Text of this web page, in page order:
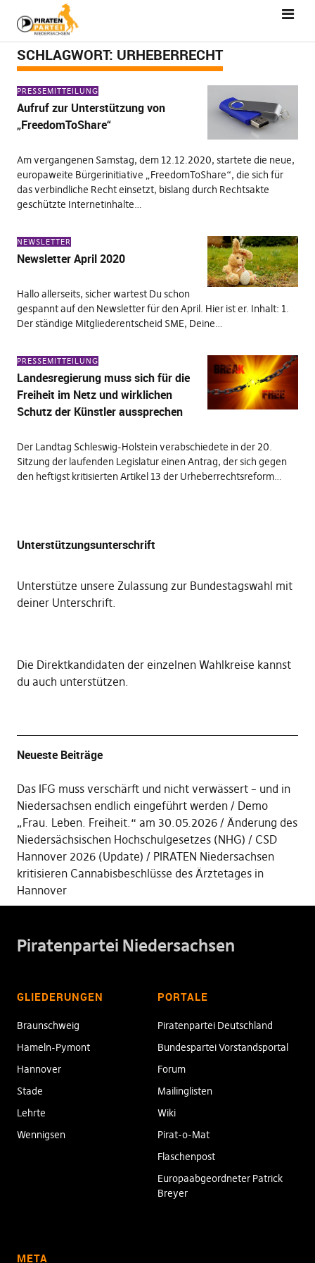
SCHLAGWORT: URHEBERRECHT
PRESSEMITTEILUNG
Aufruf zur Unterstützung von
„FreedomToShare“
Am vergangenen Samstag, dem 12.12.2020, startete die neue,
europaweite Bürgerinitiative „FreedomToShare“, die sich für
das verbindliche Recht einsetzt, bislang durch Rechtsakte
geschützte Internetinhalte…
NEWSLETTER
Newsletter April 2020
Hallo allerseits, sicher wartest Du schon
gespannt auf den Newsletter für den April. Hier ist er. Inhalt: 1.
Der ständige Mitgliederentscheid SME, Deine…
PRESSEMITTEILUNG
Landesregierung muss sich für die
Freiheit im Netz und wirklichen
Schutz der Künstler aussprechen
Der Landtag Schleswig-Holstein verabschiedete in der 20.
Sitzung der laufenden Legislatur einen Antrag, der sich gegen
den heftigst kritisierten Artikel 13 der Urheberrechtsreform…
Unterstützungsunterschrift
Unterstütze unsere Zulassung zur Bundestagswahl mit
deiner Unterschrift.
Die Direktkandidaten der einzelnen Wahlkreise kannst
du auch unterstützen.
Neueste Beiträge
Das IFG muss verschärft und nicht verwässert – und in
Niedersachsen endlich eingeführt werden
Demo
„Frau. Leben. Freiheit.“ am 30.05.2026
Änderung des
Niedersächsischen Hochschulgesetzes (NHG)
CSD
Hannover 2026 (Update)
PIRATEN Niedersachsen
kritisieren Cannabisbeschlüsse des Ärztetages in
Hannover
Piratenpartei Niedersachsen
GLIEDERUNGEN
Braunschweig
Hameln-Pymont
Hannover
Stade
Lehrte
Wennigsen
PORTALE
Piratenpartei Deutschland
Bundespartei Vorstandsportal
Forum
Mailinglisten
Wiki
Pirat-o-Mat
Flaschenpost
Europaabgeordneter Patrick
Breyer
META